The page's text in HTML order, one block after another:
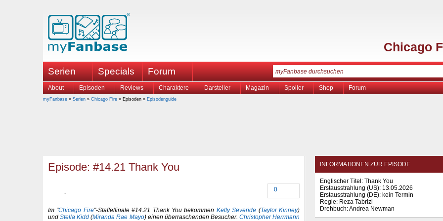
Chicago
Serien Specials Forum
About Episoden Reviews Charaktere Darsteller Magazin Spoiler Shop Forum
myFanbase » Serien » Chicago Fire » Episoden » Episodenguide
Episode: #14.21 Thank You
0
Im "Chicago Fire"-Staffelfinale #14.21 Thank You bekommen Kelly Severide (Taylor Kinney)
undStella Kidd (Miranda Rae Mayo) einen überraschenden Besucher. Christopher Herrmann
INFORMATIONEN ZUR EPISODE
Englischer Titel: Thank You
Erstausstrahlung (US): 13.05.2026
Erstausstrahlung (DE): kein Termin
Regie: Reza Tabrizi
Drehbuch: Andrea Newman